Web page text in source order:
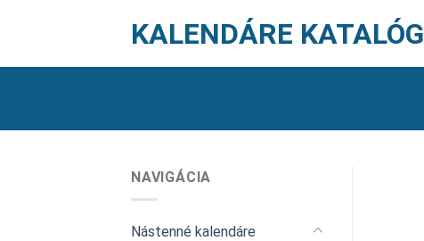
KALENDÁRE KATALÓG
NAVIGÁCIA
Nástenné kalendáre